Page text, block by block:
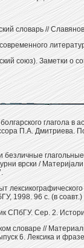
словарь //
союз). Заметки о
глагола в
П.А. Дмитриева.
безличные
врски /
1998. 96 с. (в соавт.)
СПбГУ. Сер. 2.
словаре //
6. Лексика и